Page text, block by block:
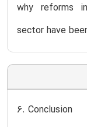
why reforms
sector have
6. Conclusion